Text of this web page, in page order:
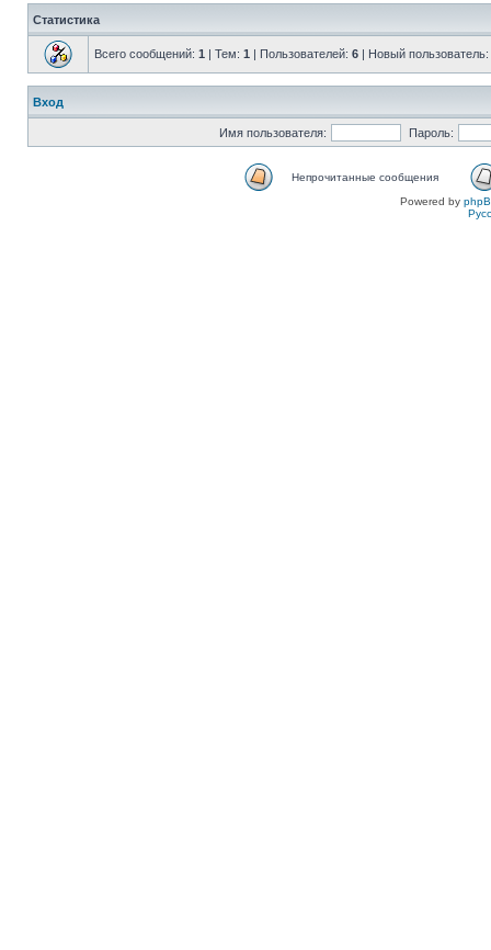
Статистика
Всего сообщений: 1 | Тем: 1 | Пользователей: 6 | Новый пользователь:
Вход
Имя пользователя: Пароль:
Непрочитанные сообщения
Powered by